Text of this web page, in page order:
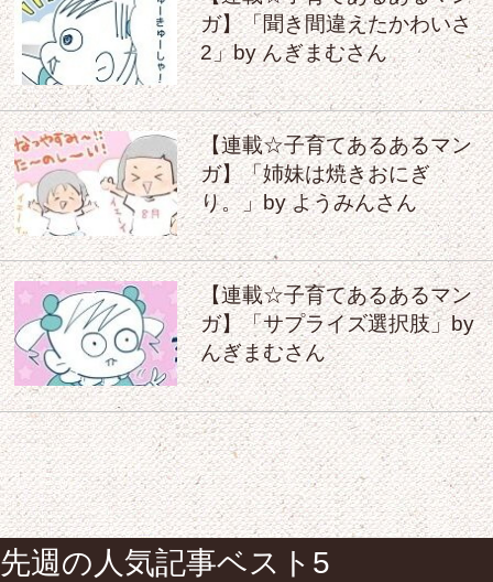
ガ】「聞き間違えたかわいさ
2」by んぎまむさん
【連載☆子育てあるあるマン
ガ】「姉妹は焼きおにぎ
り。」by ようみんさん
【連載☆子育てあるあるマン
ガ】「サプライズ選択肢」by
んぎまむさん
先週の人気記事ベスト5